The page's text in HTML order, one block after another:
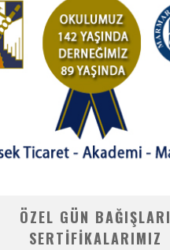
ÖZEL GÜN BAĞIŞLARI
SERTIFIKALARIMIZ